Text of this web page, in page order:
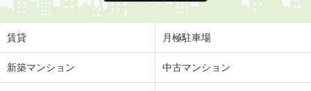
賃貸 月極駐車場
新築マンション 中古マンション